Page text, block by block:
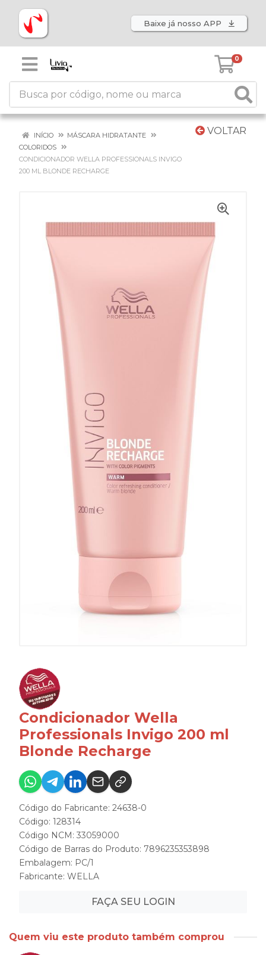
Baixe já nosso APP
0
VOLTAR
INÍCIO
MÁSCARA HIDRATANTE
COLORIDOS
CONDICIONADOR WELLA PROFESSIONALS INVIGO
200 ML BLONDE RECHARGE
Condicionador Wella
Professionals Invigo 200 ml
Blonde Recharge
Código do Fabricante: 24638-0
Código: 128314
Código NCM: 33059000
Código de Barras do Produto: 7896235353898
Embalagem: PC/1
Fabricante: WELLA
FAÇA SEU LOGIN
Quem viu este produto também comprou